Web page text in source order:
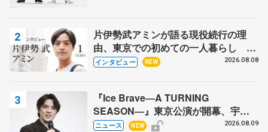
片伊勢武アミンが語る現役続行の理
由、東京での初めての一人暮らし 注
目スケーターの「今」に迫る
インタビュー NEW 2026.08.08
『Ice Brave―A TURNING
SEASON―』東京公演が開幕、宇野
昌磨の『Ice Brave』にかける思いを
ニュース NEW 2026.08.09